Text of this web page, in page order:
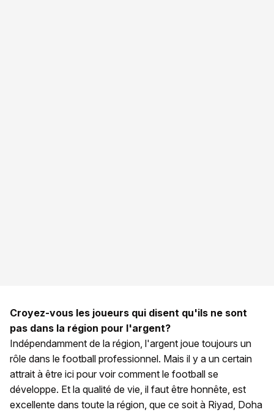
Croyez-vous les joueurs qui disent qu'ils ne sont
pas dans la région pour l'argent?
Indépendamment de la région, l'argent joue toujours un
rôle dans le football professionnel. Mais il y a un certain
attrait à être ici pour voir comment le football se
développe. Et la qualité de vie, il faut être honnête, est
excellente dans toute la région, que ce soit à Riyad, Doha